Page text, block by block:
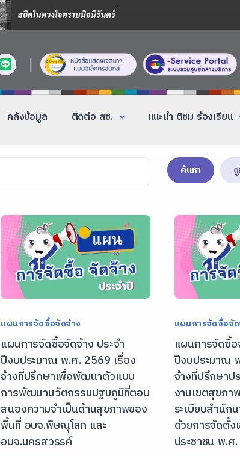
|
คลังข้อมูล ติดต่อ สช. แนะนำ ติชม ร้องเรียน
ค้นหา
แผนการจัดซื้อจัดจ้าง
แผนการจัดซื้อจัดจ้าง ประจํา
ปีงบประมาณ พ.ศ. 2569 เรื่อง
จ้างที่ปรึกษาเพื่อพัฒนาตัวแบบ
การพัฒนานวัตกรรมปฐมภูมิที่ตอบ
สนองความจำเป็นด้านสุขภาพของ
พื้นที่ อบจ.พิษณุโลก และ
อบจ.นครสวรรค์
แผนการจัดซื้อจั
แผนการจัดซื้อ
ปีงบประมาณ
จ้างที่ปรึกษาป
งานเขตสุขภา
ระเบียบสำนัก
ด้วยการจัดตั้ง
ประชาชน พ.ศ